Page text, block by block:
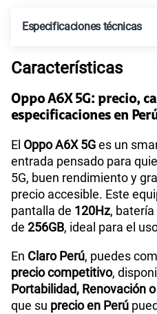
Especificaciones técnicas
Tecnología de Pantalla
Procesador
Tamaño de Pantalla
WiFI
Características
Oppo A6X 5G: precio,
especificaciones en
El Oppo A6X 5Ges un
entrada pensado para
5G, buen rendimiento y
precio accesible. Este
pantalla de 120Hz,
de 256GB, ideal para el
En Claro Perú, puedes
precio competitivo,
Portabilidad, Renovación
que su precio en Perú